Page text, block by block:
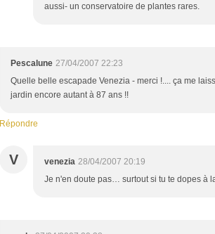
aussi- un conservatoire de plantes rares.
Pescalune 27/04/2007 22:23
Quelle belle escapade Venezia - merci !.... ça me
jardin encore autant à 87 ans !!
Répondre
V venezia 28/04/2007 20:19
Je n'en doute pas… surtout si tu te dopes à